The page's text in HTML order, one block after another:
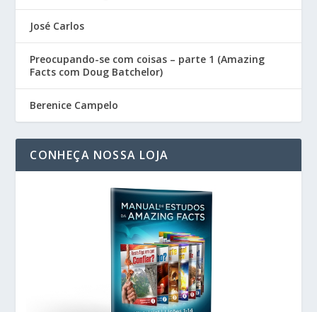
José Carlos
Preocupando-se com coisas – parte 1 (Amazing
Facts com Doug Batchelor)
Berenice Campelo
CONHEÇA NOSSA LOJA